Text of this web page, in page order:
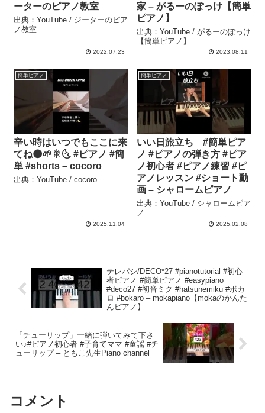
ーターのピアノ教室
出典：YouTube / ジーターのピア
ノ教室
2022.07.23
家 – がるーのぽっけ【簡単
ピアノ】
出典：YouTube / がるーのぽっけ
【簡単ピアノ】
2023.08.11
簡単ピアノ
辛い時はいつでもここに来
てね🌑🌱🎇🌜 #ピアノ #簡
単 #shorts – cocoro
出典：YouTube / cocoro
2025.11.04
簡単ピアノ
いい日旅立ち #簡単ピア
ノ #ピアノの弾き方 #ピア
ノ初心者 #ピアノ練習 #ピ
アノレッスン #ショート動
画 – シャロームピアノ
出典：YouTube / シャロームピア
ノ
2025.02.08
テレパシ/DECO*27 #pianotutorial #初心
者ピアノ #簡単ピアノ #easypiano
#deco27 #初音ミク #hatsunemiku #ボカ
ロ #bokaro – mokapiano【mokaのかんた
んピアノ】
「チューリップ」一緒に弾いてみて下さ
い♪#ピアノ初心者 #子育てママ #童謡 #チ
ューリップ – ともこ先生Piano channel
コメント